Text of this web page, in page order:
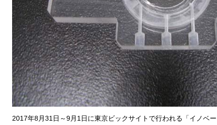
2017年8月31日～9月1日に東京ビックサイトで行われる「イノベ